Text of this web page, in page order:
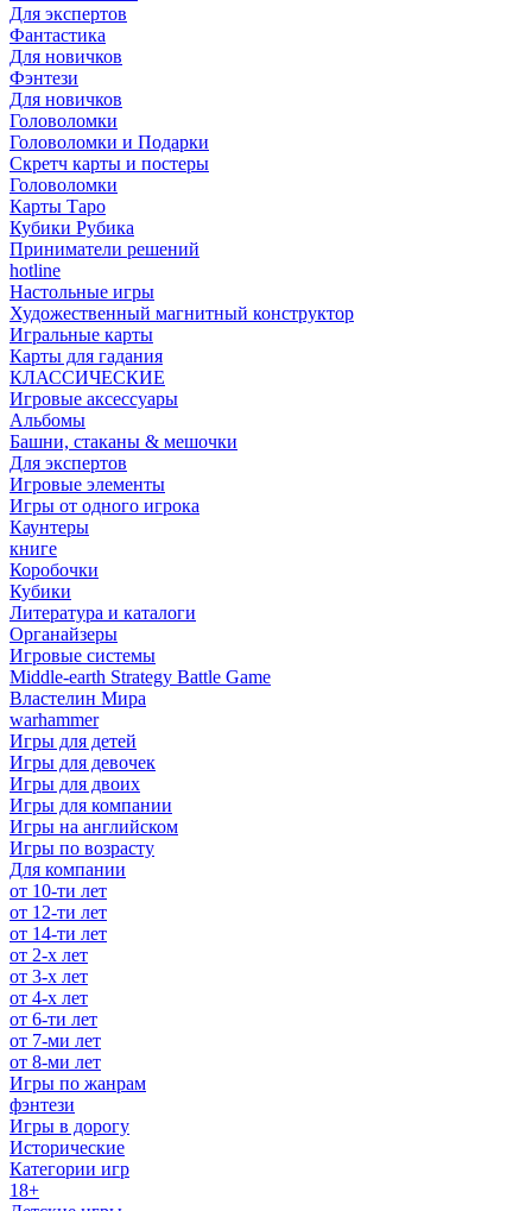
Для экспертов
Фантастика
Для новичков
Фэнтези
Для новичков
Головоломки
Головоломки и Подарки
Cкретч карты и постеры
Головоломки
Карты Таро
Кубики Рубика
Приниматели решений
hotline
Настольные игры
Художественный магнитный конструктор
Игральные карты
Карты для гадания
КЛАССИЧЕСКИЕ
Игровые аксессуары
Альбомы
Башни, стаканы & мешочки
Для экспертов
Игровые элементы
Игры от одного игрока
Каунтеры
книге
Коробочки
Кубики
Литература и каталоги
Органайзеры
Игровые системы
Middle-earth Strategy Battle Game
Властелин Мира
warhammer
Игры для детей
Игры для девочек
Игры для двоих
Игры для компании
Игры на английском
Игры по возрасту
Для компании
от 10-ти лет
от 12-ти лет
от 14-ти лет
от 2-х лет
от 3-х лет
от 4-х лет
от 6-ти лет
от 7-ми лет
от 8-ми лет
Игры по жанрам
фэнтези
Игры в дорогу
Исторические
Категории игр
18+